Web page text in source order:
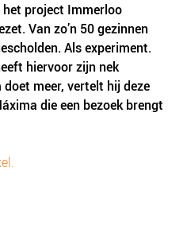
project Immerloo
Van zo’n 50 gezinnen
Als experiment.
hiervoor zijn nek
meer, vertelt hij deze
die een bezoek brengt